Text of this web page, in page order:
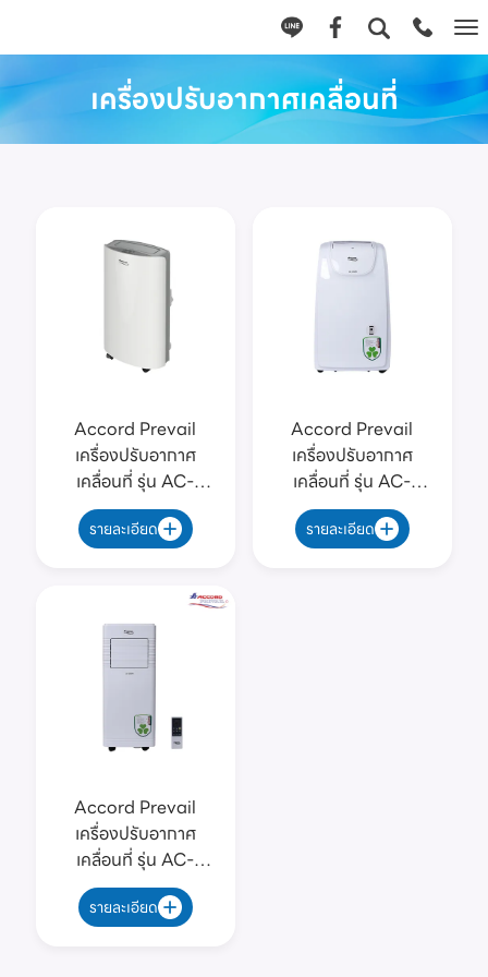
เครื่องปรับอากาศเคลื่อนที่
Accord Prevail
เครื่องปรับอากาศ
เคลื่อนที่ รุ่น AC-
12NPB
รายละเอียด
Accord Prevail
เครื่องปรับอากาศ
เคลื่อนที่ รุ่น AC-
12NPE
รายละเอียด
Accord Prevail
เครื่องปรับอากาศ
เคลื่อนที่ รุ่น AC-
09NPF
รายละเอียด